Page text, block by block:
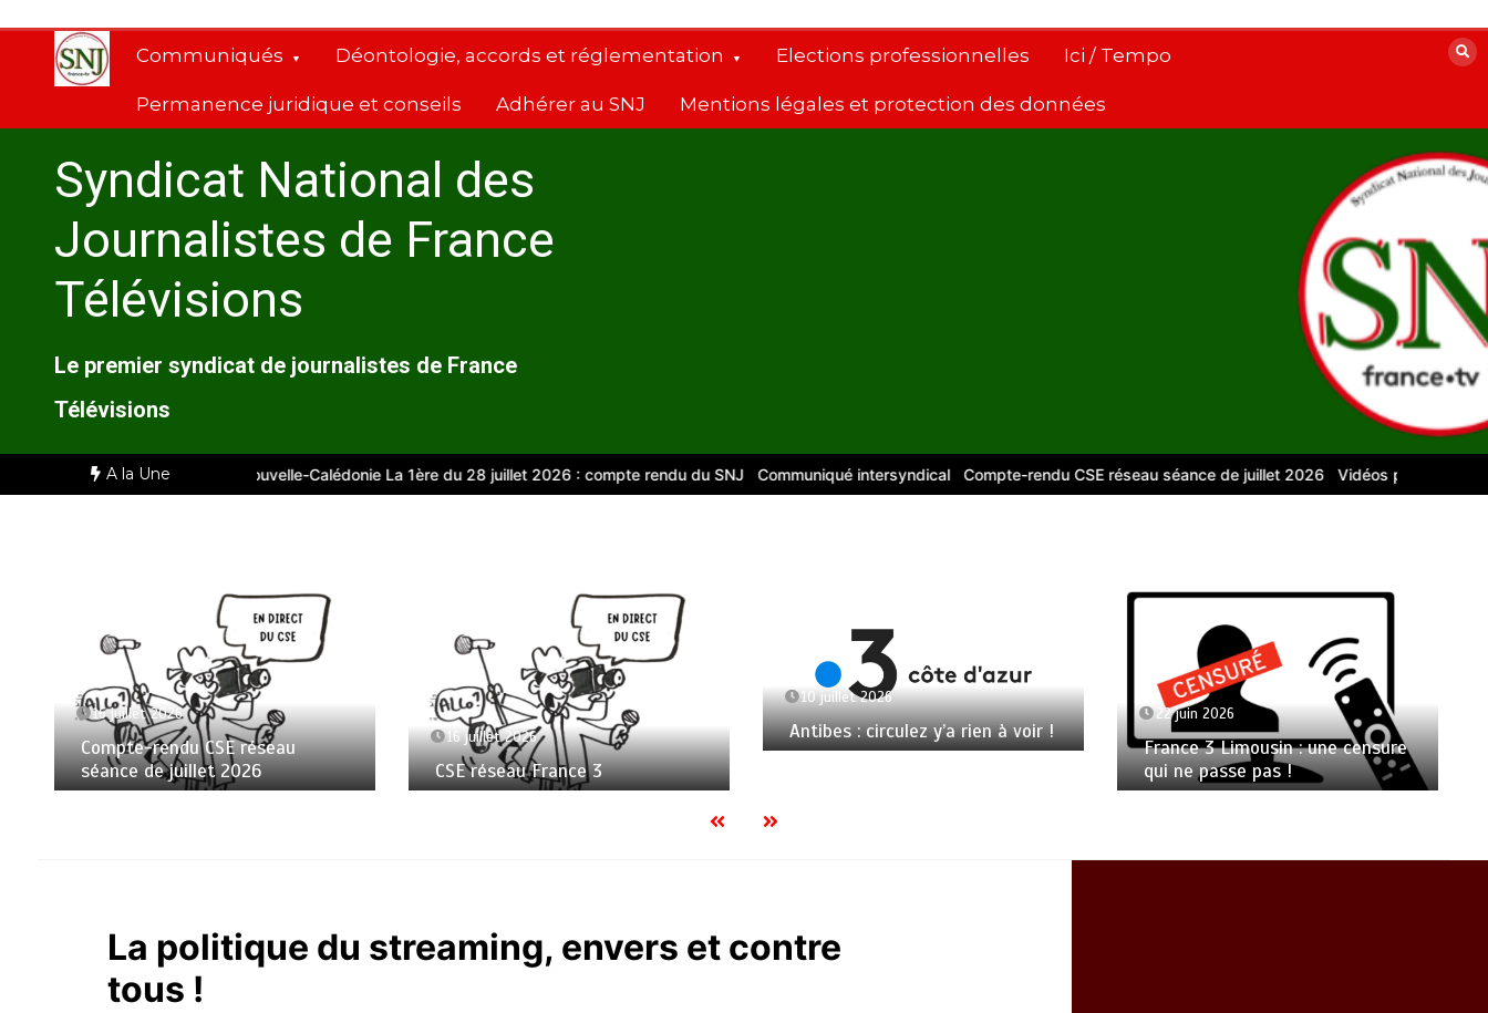
contenu
Communiqués Déontologie, accords et réglementation Elections professionnelles Ici / Tempo
Permanence juridique et conseils Adhérer au SNJ Mentions légales et protection des données
Syndicat National des
Journalistes de France
Télévisions
Le premier syndicat de journalistes de France
Télévisions
A la Une
d’entreprise de Nouvelle-Calédonie La 1ère du 28 juillet 2026 : compte rendu du SNJ Communiqué intersyndical Compte-rendu CSE réseau séance de juillet 2026 Vidéos pour le numérique –
16 juillet 2026
Compte-rendu CSE réseau
séance de juillet 2026
16 juillet 2026
CSE réseau France 3
10 juillet 2026
Antibes : circulez y’a rien à voir !
22 juin 2026
France 3 Limousin : une censure
qui ne passe pas !
La politique du streaming, envers et contre
tous !